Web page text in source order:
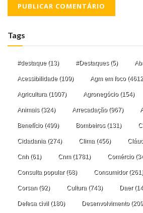
Tags
#destaque (13) #Destaques(5)
Acessibilidade (109) Agm em foco
Agricultura (1007) Agronegócio(154)
Animais(324) Arrecadação(967)
Benefício(499) Bombeiros(131)
Cidadania (274) Clima (456)
Cnh (61) Cnm(1781) Comércio
Consulta popular(68) Consumidor(261)
Corsan (92) Cultura (743) Daer
Defesa civil (180) Desenvolvimento